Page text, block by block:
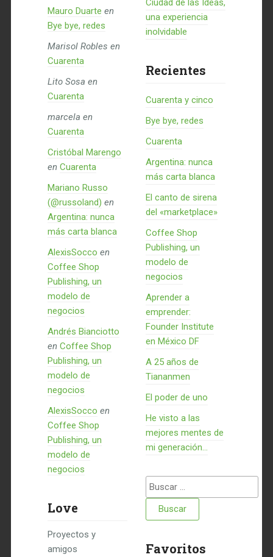
Mauro Duarte en
Bye bye, redes
Marisol Robles en
Cuarenta
Lito Sosa en
Cuarenta
marcela en
Cuarenta
Cristóbal Marengo
en Cuarenta
Mariano Russo
(@russoland) en
Argentina: nunca
más carta blanca
AlexisSocco en
Coffee Shop
Publishing, un
modelo de
negocios
Andrés Bianciotto
en Coffee Shop
Publishing, un
modelo de
negocios
AlexisSocco en
Coffee Shop
Publishing, un
modelo de
negocios
Love
Proyectos y
amigos
Ciudad de las Ideas,
una experiencia
inolvidable
Recientes
Cuarenta y cinco
Bye bye, redes
Cuarenta
Argentina: nunca
más carta blanca
El canto de sirena
del «marketplace»
Coffee Shop
Publishing, un
modelo de
negocios
Aprender a
emprender:
Founder Institute
en México DF
A 25 años de
Tiananmen
El poder de uno
He visto a las
mejores mentes de
mi generación…
Buscar:
Favoritos